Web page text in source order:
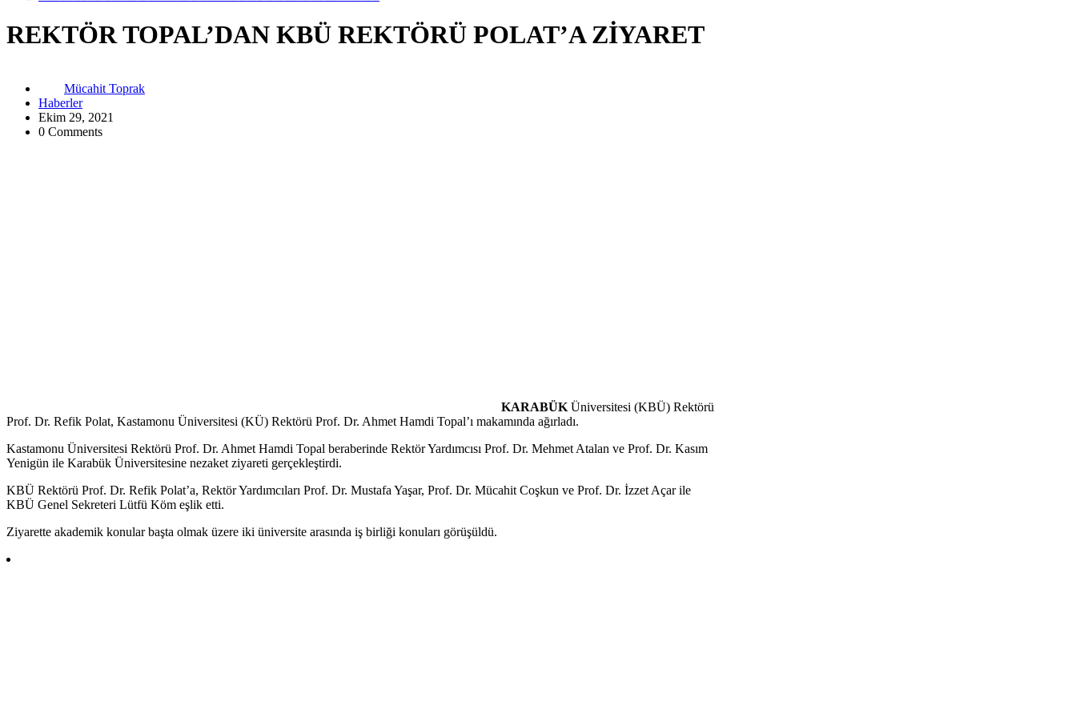
REKTÖR TOPAL’DAN KBÜ REKTÖRÜ POLAT’A ZİYARET
Mücahit Toprak
Haberler
Ekim 29, 2021
0 Comments
KARABÜK Üniversitesi (KBÜ) Rektörü
Prof. Dr. Refik Polat, Kastamonu Üniversitesi (KÜ) Rektörü Prof. Dr. Ahmet Hamdi Topal’ı makamında ağırladı.
Kastamonu Üniversitesi Rektörü Prof. Dr. Ahmet Hamdi Topal beraberinde Rektör Yardımcısı Prof. Dr. Mehmet Atalan ve Prof. Dr. Kasım
Yenigün ile Karabük Üniversitesine nezaket ziyareti gerçekleştirdi.
KBÜ Rektörü Prof. Dr. Refik Polat’a, Rektör Yardımcıları Prof. Dr. Mustafa Yaşar, Prof. Dr. Mücahit Coşkun ve Prof. Dr. İzzet Açar ile
KBÜ Genel Sekreteri Lütfü Köm eşlik etti.
Ziyarette akademik konular başta olmak üzere iki üniversite arasında iş birliği konuları görüşüldü.